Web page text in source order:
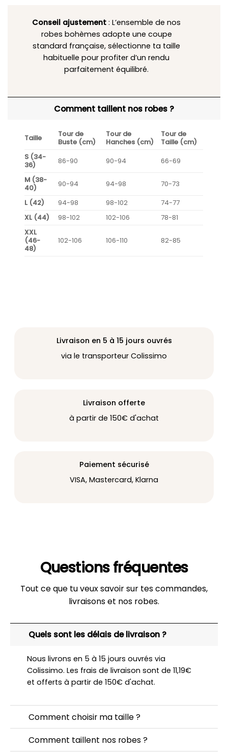
Conseil ajustement : L’ensemble de nos
robes bohèmes adopte une coupe
standard française, sélectionne ta taille
habituelle pour profiter d’un rendu
parfaitement équilibré.
Comment taillent nos robes ?
Taille
Tour de
Buste (cm)
Tour de
Hanches (cm)
Tour de
Taille (cm)
S (34-
36)
86-90 90-94
66-69
M (38-
40)
90-94 94-98
70-73
L (42)
94-98 98-102
74-77
XL (44)
98-102 102-106
78-81
XXL
(46-
48)
102-106 106-110 82-85
Livraison en 5 à 15 jours ouvrés
via le transporteur Colissimo
Livraison offerte
à partir de 150€ d'achat
Paiement sécurisé
VISA, Mastercard, Klarna
Questions fréquentes
Tout ce que tu veux savoir sur tes commandes,
livraisons et nos robes.
Quels sont les délais de livraison ?
Nous livrons en 5 à 15 jours ouvrés via
Colissimo. Les frais de livraison sont de 11,19€
et offerts à partir de 150€ d'achat.
Comment choisir ma taille ?
Comment taillent nos robes ?